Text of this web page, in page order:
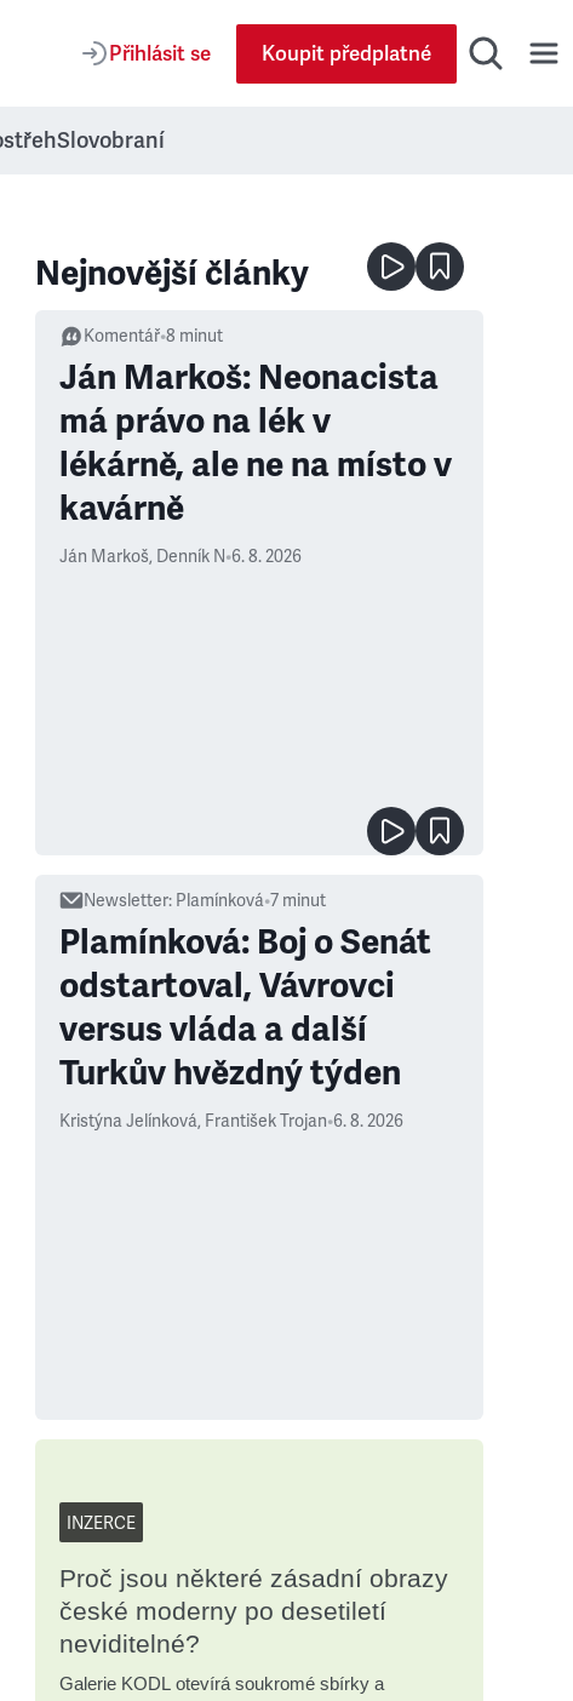
Přihlásit se Koupit předplatné
Slovobraní
Nejnovější články
Komentář•8 minut
Ján Markoš: Neonacista
má právo na lék v
lékárně, ale ne na místo v
kavárně
Ján Markoš, Denník N•6. 8. 2026
Newsletter: Plamínková•7 minut
Plamínková: Boj o Senát
odstartoval, Vávrovci
versus vláda a další
Turkův hvězdný týden
Kristýna Jelínková, František Trojan•6. 8. 2026
INZERCE
Proč jsou některé zásadní obrazy
české moderny po desetiletí
neviditelné?
Galerie KODL otevírá soukromé sbírky a